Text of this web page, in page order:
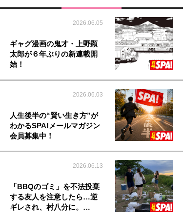
2026.06.05
ギャグ漫画の鬼才・上野顕
太郎が６年ぶりの新連載開
始！
2026.06.03
人生後半の“賢い生き方”が
わかるSPA!メールマガジン
会員募集中！
2026.06.13
「BBQのゴミ」を不法投棄
する友人を注意したら…逆
ギレされ、村八分に。…